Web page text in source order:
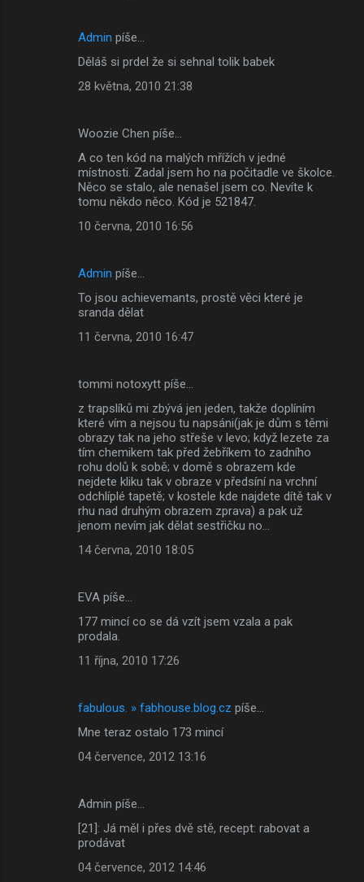
Admin píše…
Děláš si prdel že si sehnal tolik babek
28 května, 2010 21:38
Woozie Chen píše…
A co ten kód na malých mřížích v jedné
místnosti. Zadal jsem ho na počitadle ve školce.
Něco se stalo, ale nenašel jsem co. Nevíte k
tomu někdo něco. Kód je 521847.
10 června, 2010 16:56
Admin píše…
To jsou achievemants, prostě věci které je
sranda dělat
11 června, 2010 16:47
tommi notoxytt píše…
z trapslíků mi zbývá jen jeden, takže doplíním
které vím a nejsou tu napsáni(jak je dům s těmi
obrazy tak na jeho střeše v levo; když lezete za
tím chemikem tak před žebříkem to zadního
rohu dolů k sobě; v domě s obrazem kde
nejdete kliku tak v obraze v předsíní na vrchní
odchlíplé tapetě; v kostele kde najdete dítě tak v
rhu nad druhým obrazem zprava) a pak už
jenom nevím jak dělat sestřičku no...
14 června, 2010 18:05
EVA píše…
177 mincí co se dá vzít jsem vzala a pak
prodala.
11 října, 2010 17:26
fabulous. » fabhouse.blog.cz píše…
Mne teraz ostalo 173 mincí
04 července, 2012 13:16
Admin píše…
[21]: Já měl i přes dvě stě, recept: rabovat a
prodávat
04 července, 2012 14:46